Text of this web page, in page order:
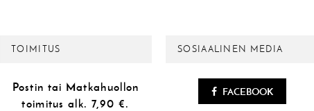
TOIMITUS
Postin tai Matkahuollon
toimitus alk. 7,90 €.
SOSIAALINEN MEDIA
FACEBOOK